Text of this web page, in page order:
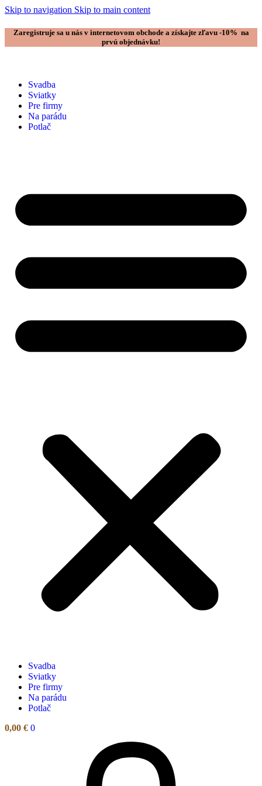
Skip to navigation Skip to main content
Zaregistruje sa u nás v internetovom obchode a získajte zľavu -10% na
prvú objednávku!
Svadba
Sviatky
Pre firmy
Na parádu
Potlač
Svadba
Sviatky
Pre firmy
Na parádu
Potlač
0,00 € 0